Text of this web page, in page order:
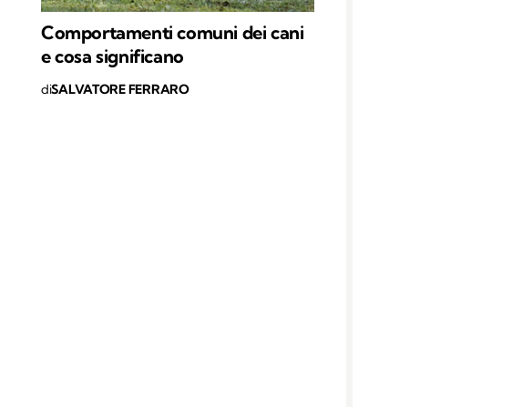
Comportamenti comuni dei cani
e cosa significano
diSALVATORE FERRARO